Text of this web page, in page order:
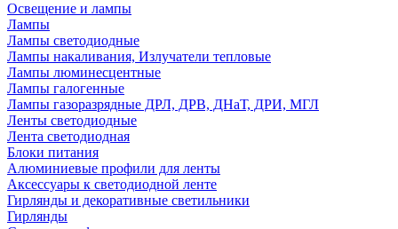
Освещение и лампы
Лампы
Лампы светодиодные
Лампы накаливания, Излучатели тепловые
Лампы люминесцентные
Лампы галогенные
Лампы газоразрядные ДРЛ, ДРВ, ДНаТ, ДРИ, МГЛ
Ленты светодиодные
Лента светодиодная
Блоки питания
Алюминиевые профили для ленты
Аксессуары к светодиодной ленте
Гирлянды и декоративные светильники
Гирлянды